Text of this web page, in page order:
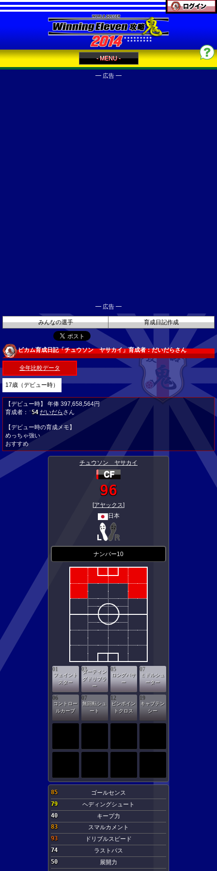
- MENU -
━ 広告 ━
━ 広告 ━
みんなの選手 育成日記作成
ビカム育成日記「チュウソン ヤサカイ」育成者：だいだらさん
全年比較データ
17歳（デビュー時）
【デビュー時】 年俸 397,658,564円
育成者：
★54 だいだら さん
【デビュー時の育成メモ】
めっちゃ強い
おすすめ
チュウソン ヤサカイ
96
[アヤックス]
日本
ナンバー10
01
フェイント
スター
03
ダーティン
グドリブラ
ー
05
ロングパサ
ー
07
ミドルシュ
ーター
06
コントロー
ルカーブ
07
無回転シュ
ート
12
ピンポイン
トクロス
19
キャプテン
シー
85
ゴールセンス
79
ヘディングシュート
40
キープ力
83
スマルカメント
93
ドリブルスピード
74
ラストパス
50
展開力